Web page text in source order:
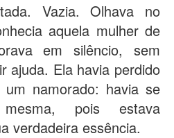
Vazia. Olhava no
aquela mulher de
em silêncio, sem
ajuda. Ela havia perdido
namorado: havia se
pois estava
verdadeira essência.